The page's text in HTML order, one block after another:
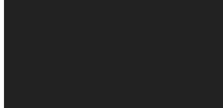
хозяйства. Предлагаем выгодные условия